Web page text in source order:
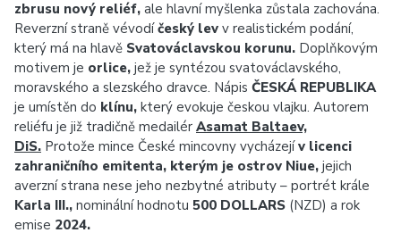
zbrusu nový reliéf, ale hlavní myšlenka zůstala zachována.
Reverzní straně vévodíčeský lev v realistickém podání,
který má na hlavě Svatováclavskou korunu. Doplňkovým
motivem je orlice, jež je syntézou svatováclavského,
moravského a slezského dravce. Nápis ČESKÁ REPUBLIKA
je umístěn do klínu, který evokuje českou vlajku. Autorem
reliéfu je již tradičně medailér Asamat Baltaev,
DiS. Protože mince České mincovny vycházejív licenci
zahraničního emitenta, kterým je ostrov Niue, jejich
averzní strana nese jeho nezbytné atributy – portrét krále
Karla III., nominální hodnotu 500 DOLLARS (NZD) a rok
emise 2024.